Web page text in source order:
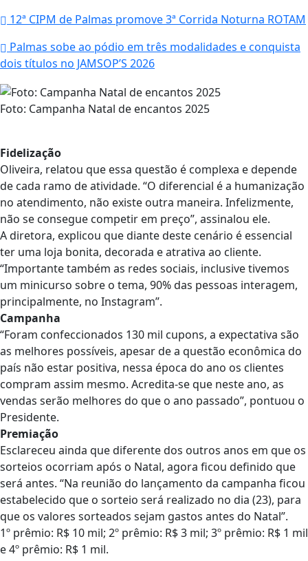
12ª CIPM de Palmas promove 3ª Corrida Noturna ROTAM
Palmas sobe ao pódio em três modalidades e conquista
dois títulos no JAMSOP’S 2026
Foto: Campanha Natal de encantos 2025
Fidelização
Oliveira, relatou que essa questão é complexa e depende
de cada ramo de atividade. “O diferencial é a humanização
no atendimento, não existe outra maneira. Infelizmente,
não se consegue competir em preço”, assinalou ele.
A diretora, explicou que diante deste cenário é essencial
ter uma loja bonita, decorada e atrativa ao cliente.
“Importante também as redes sociais, inclusive tivemos
um minicurso sobre o tema, 90% das pessoas interagem,
principalmente, no Instagram”.
Campanha
“Foram confeccionados 130 mil cupons, a expectativa são
as melhores possíveis, apesar de a questão econômica do
país não estar positiva, nessa época do ano os clientes
compram assim mesmo. Acredita-se que neste ano, as
vendas serão melhores do que o ano passado”, pontuou o
Presidente.
Premiação
Esclareceu ainda que diferente dos outros anos em que os
sorteios ocorriam após o Natal, agora ficou definido que
será antes. “Na reunião do lançamento da campanha ficou
estabelecido que o sorteio será realizado no dia (23), para
que os valores sorteados sejam gastos antes do Natal”.
1º prêmio: R$ 10 mil; 2º prêmio: R$ 3 mil; 3º prêmio: R$ 1 mil
e 4º prêmio: R$ 1 mil.